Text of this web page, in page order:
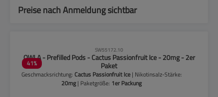
Preise nach Anmeldung sichtbar
41%
SW55172.10
OWLA - Prefilled Pods - Cactus Passionfruit Ice - 20mg - 2er
Paket
Geschmacksrichtung: Cactus Passionfruit Ice | Nikotinsalz-Stärke:
20mg| Paketgröße: 1er Packung